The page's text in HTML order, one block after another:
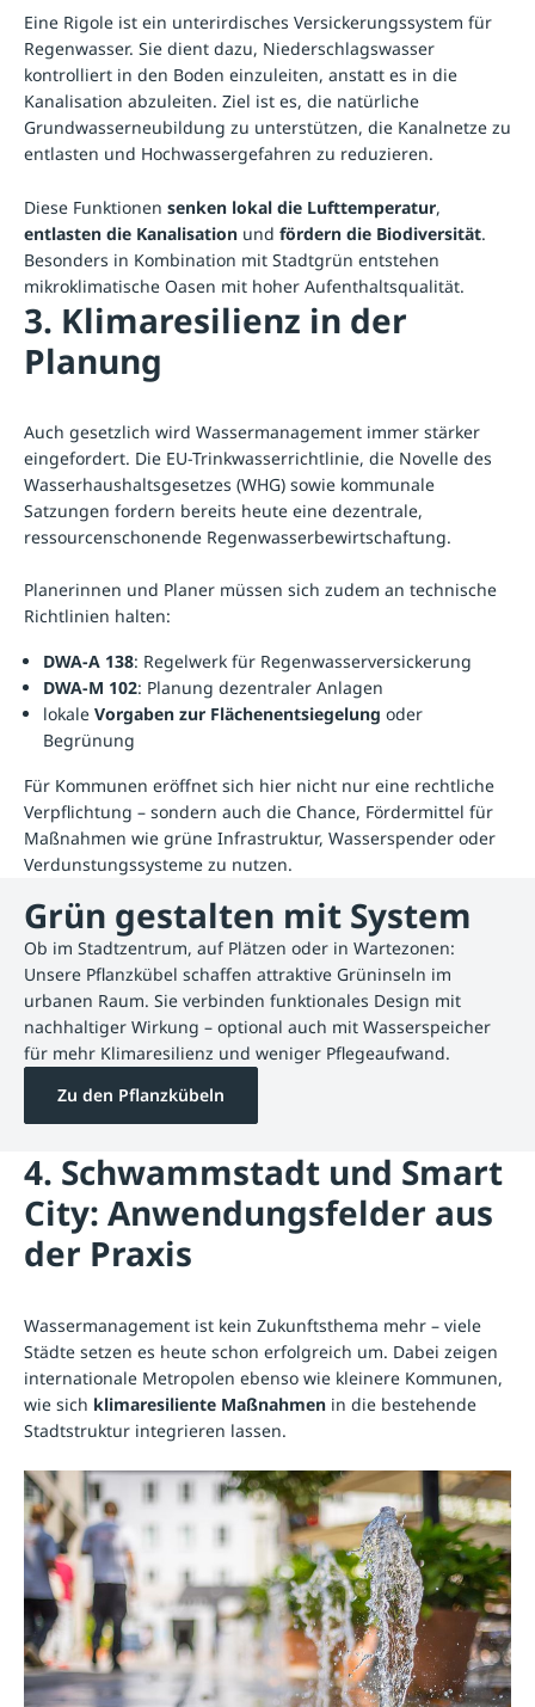
Eine Rigole ist ein unterirdisches Versickerungssystem für
Regenwasser. Sie dient dazu, Niederschlagswasser
kontrolliert in den Boden einzuleiten, anstatt es in die
Kanalisation abzuleiten. Ziel ist es, die natürliche
Grundwasserneubildung zu unterstützen, die Kanalnetze zu
entlasten und Hochwassergefahren zu reduzieren.
Diese Funktionen senken lokal die Lufttemperatur,
entlasten die Kanalisation und fördern die Biodiversität.
Besonders in Kombination mit Stadtgrün entstehen
mikroklimatische Oasen mit hoher Aufenthaltsqualität.
3. Klimaresilienz in der
Planung
Auch gesetzlich wird Wassermanagement immer stärker
eingefordert. Die EU-Trinkwasserrichtlinie, die Novelle des
Wasserhaushaltsgesetzes (WHG) sowie kommunale
Satzungen fordern bereits heute eine dezentrale,
ressourcenschonende Regenwasserbewirtschaftung.
Planerinnen und Planer müssen sich zudem an technische
Richtlinien halten:
DWA-A 138: Regelwerk für Regenwasserversickerung
DWA-M 102: Planung dezentraler Anlagen
lokale Vorgaben zur Flächenentsiegelung oder
Begrünung
Für Kommunen eröffnet sich hier nicht nur eine rechtliche
Verpflichtung – sondern auch die Chance, Fördermittel für
Maßnahmen wie grüne Infrastruktur, Wasserspender oder
Verdunstungssysteme zu nutzen.
Grün gestalten mit System
Ob im Stadtzentrum, auf Plätzen oder in Wartezonen:
Unsere Pflanzkübel schaffen attraktive Grüninseln im
urbanen Raum. Sie verbinden funktionales Design mit
nachhaltiger Wirkung – optional auch mit Wasserspeicher
für mehr Klimaresilienz und weniger Pflegeaufwand.
Zu den Pflanzkübeln
4. Schwammstadt und Smart
City: Anwendungsfelder aus
der Praxis
Wassermanagement ist kein Zukunftsthema mehr – viele
Städte setzen es heute schon erfolgreich um. Dabei zeigen
internationale Metropolen ebenso wie kleinere Kommunen,
wie sich klimaresiliente Maßnahmen in die bestehende
Stadtstruktur integrieren lassen.